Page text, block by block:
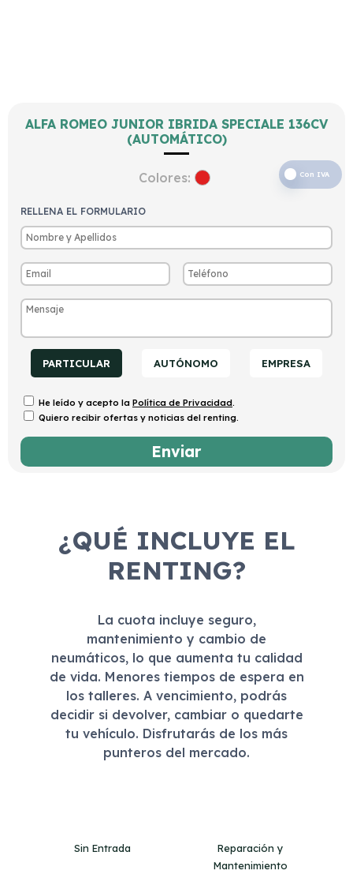
ALFA ROMEO JUNIOR IBRIDA SPECIALE 136CV
(AUTOMÁTICO)
Con IVA
Colores:
RELLENA EL FORMULARIO
PARTICULAR AUTÓNOMO EMPRESA
He leído y acepto la Política de Privacidad.
Quiero recibir ofertas y noticias del renting.
¿QUÉ INCLUYE EL
RENTING?
La cuota incluye seguro,
mantenimiento y cambio de
neumáticos, lo que aumenta tu calidad
de vida. Menores tiempos de espera en
los talleres. A vencimiento, podrás
decidir si devolver, cambiar o quedarte
tu vehículo. Disfrutarás de los más
punteros del mercado.
Sin Entrada
Reparación y
Mantenimiento